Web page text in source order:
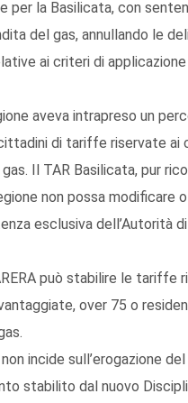
per la Basilicata, con
del gas, annullando le
ai criteri di
aveva intrapreso un
di tariffe riservate ai
Il TAR Basilicata, pur
non possa modificare
esclusiva dell’Autorità
può stabilire le tariffe
over 75 o
incide sull’erogazione
stabilito dal nuovo